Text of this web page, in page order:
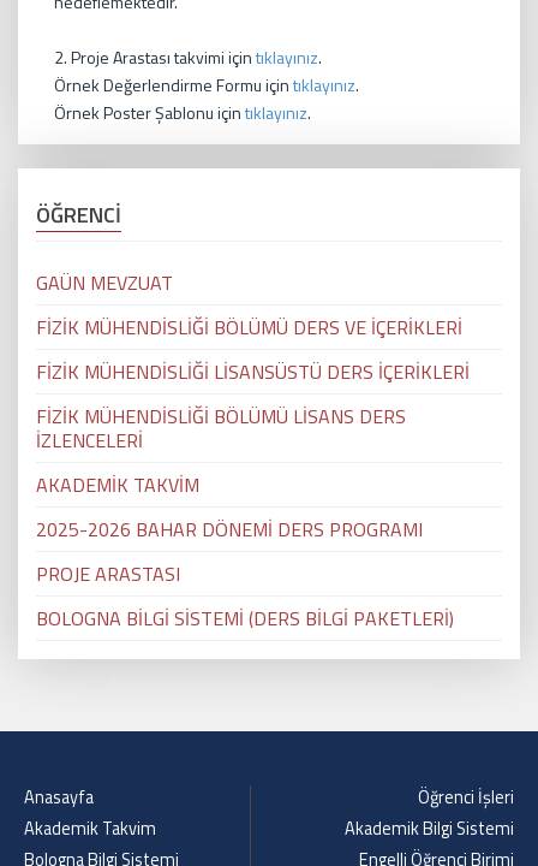
2. Proje Arastası takvimi içintıklayınız.
Örnek Değerlendirme Formu içintıklayınız.
Örnek Poster Şablonu içintıklayınız.
ÖĞRENCİ
GAÜN MEVZUAT
FİZİK MÜHENDİSLİĞİ BÖLÜMÜ DERS VE İÇERİKLERİ
FİZİK MÜHENDİSLİĞİ LİSANSÜSTÜ DERS İÇERİKLERİ
FİZİK MÜHENDİSLİĞİ BÖLÜMÜ LİSANS DERS
İZLENCELERİ
AKADEMİK TAKVİM
2025-2026 BAHAR DÖNEMİ DERS PROGRAMI
PROJE ARASTASI
BOLOGNA BİLGİ SİSTEMİ (DERS BİLGİ PAKETLERİ)
Anasayfa
Akademik Takvim
Bologna Bilgi Sistemi
Öğrenci İşleri
Akademik Bilgi Sistemi
Engelli Öğrenci Birimi